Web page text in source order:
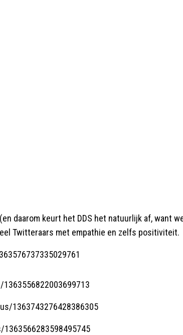
daarom keurt het DDS het natuurlijk af, want
Twitteraars met empathie en zelfs positiviteit.
1363743276428386305